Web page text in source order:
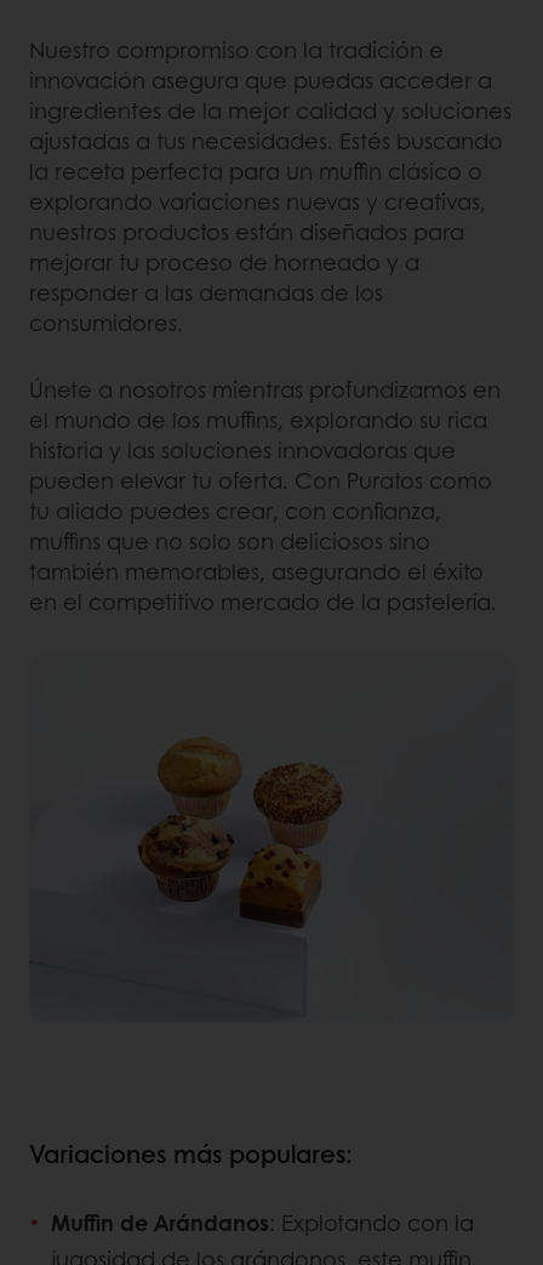
Nuestro compromiso con la tradición e
innovación asegura que puedas acceder a
ingredientes de la mejor calidad y soluciones
ajustadas a tus necesidades. Estés buscando
la receta perfecta para un muffin clásico o
explorando variaciones nuevas y creativas,
nuestros productos están diseñados para
mejorar tu proceso de horneado y a
responder a las demandas de los
consumidores.
Únete a nosotros mientras profundizamos en
el mundo de los muffins, explorando su rica
historia y las soluciones innovadoras que
pueden elevar tu oferta. Con Puratos como
tu aliado puedes crear, con confianza,
muffins que no solo son deliciosos sino
también memorables, asegurando el éxito
en el competitivo mercado de la pastelería.
Variaciones más populares:
Muffin de Arándanos: Explotando con la
jugosidad de los arándonos, este muffin